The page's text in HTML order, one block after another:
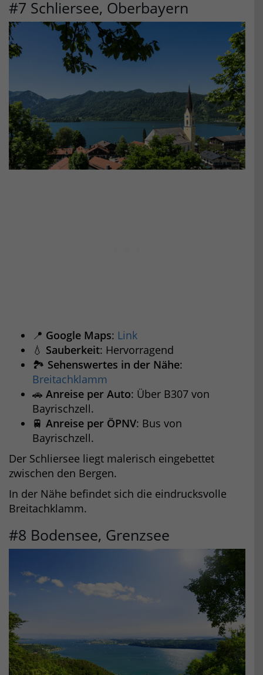
#7 Schliersee, Oberbayern
📍 Google Maps: Link
💧 Sauberkeit: Hervorragend
🏞️ Sehenswertes in der Nähe:
Breitachklamm
🚗 Anreise per Auto: Über B307 von
Bayrischzell.
🚆 Anreise per ÖPNV: Bus von
Bayrischzell.
Der Schliersee liegt malerisch eingebettet
zwischen den Bergen.
In der Nähe befindet sich die eindrucksvolle
Breitachklamm.
#8 Bodensee, Grenzsee